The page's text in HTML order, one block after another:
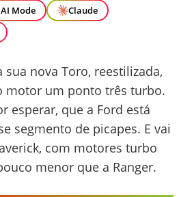
Mode
Claude
sua nova Toro, reestilizada,
motor um ponto três turbo.
esperar, que a Ford está
segmento de picapes. E vai
com motores turbo
menor que a Ranger.